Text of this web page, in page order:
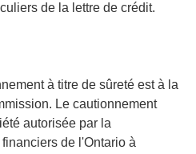
de la lettre de crédit.
à titre de sûreté est à la
Le cautionnement
autorisée par la
de l'Ontario à